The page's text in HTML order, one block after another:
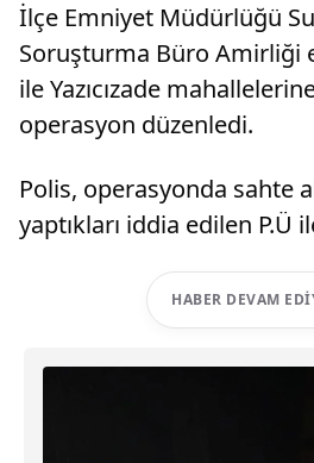
İlçe Emniyet Müdürlüğü
Soruşturma Büro Amirliği
ile Yazıcızade
operasyon düzenledi.
Polis, operasyonda sahte
yaptıkları iddia edilen P.Ü
HABER DEVAM